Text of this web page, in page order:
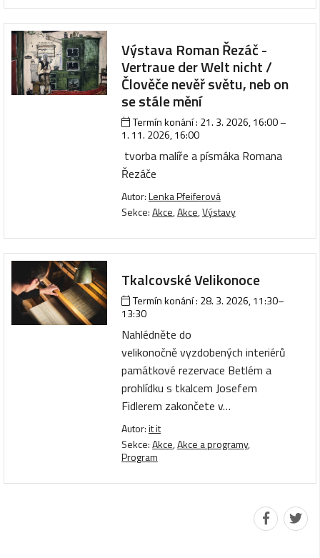
Výstava Roman Řezáč -
Vertraue der Welt nicht /
Člověče nevěř světu, neb on
se stále mění
Termín konání : 21. 3. 2026, 16:00–
1. 11. 2026, 16:00
tvorba malíře a písmáka Romana
Řezáče
Autor:Lenka Pfeiferová
Sekce:Akce,Akce,Výstavy
Tkalcovské Velikonoce
Termín konání : 28. 3. 2026, 11:30–
13:30
Nahlédněte do
velikonočně vyzdobených interiérů
památkové rezervace Betlém a
prohlídku s tkalcem Josefem
Fidlerem zakončete v…
Autor:it it
Sekce:Akce,Akce a programy,
Program